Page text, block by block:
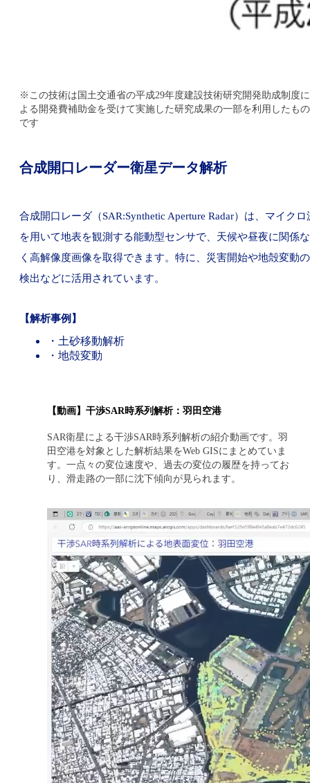
※この技術は国土交通省の平成29年度建設技術研究開発助成制度に
よる開発費補助金を受けて実施した研究成果の一部を利用したもの
です
合成開口レーダー衛星データ解析
合成開口レーダ（SAR:Synthetic Aperture Radar）は、マイクロ
を用いて地表を観測する能動型センサで、天候や昼夜に関係な
く高解像度画像を取得できます。特に、災害開始や地殻変動の
検出などに活用されています。
【解析事例】
・土砂移動解析
・地殻変動
【動画】干渉SAR時系列解析：羽田空港
SAR衛星による干渉SAR時系列解析の紹介動画です。羽
田空港を対象とした解析結果をWeb GISにまとめていま
す。一点々の変位速度や、過去の変位の履歴を持ってお
り、滑走路の一部に沈下傾向が見られます。